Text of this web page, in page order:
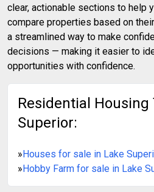
clear, actionable sections to help
compare properties based on
a streamlined way to make
decisions — making it easier to
opportunities with confidence.
Residential Housing
Superior:
»Houses for sale in Lake
»Hobby Farm for sale in Lake